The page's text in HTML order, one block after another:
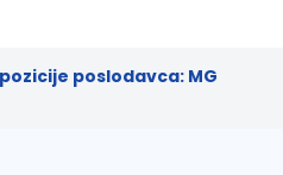
poslodavca: MG